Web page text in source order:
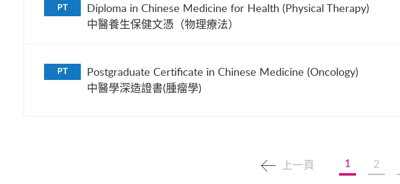
PT
Diploma in Chinese Medicine for Health (Physical Therapy)
中醫養生保健文憑（物理療法）
PT
Postgraduate Certificate in Chinese Medicine (Oncology)
中醫學深造證書(腫瘤學)
上一頁 1 2